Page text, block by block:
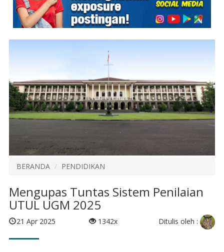
BERANDA PENDIDIKAN
Mengupas Tuntas Sistem Penilaian
UTUL UGM 2025
21 Apr 2025 1342x Ditulis oleh :